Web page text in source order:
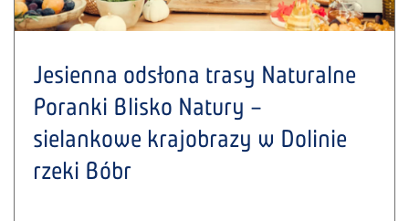
Jesienna odsłona trasy Naturalne
Poranki Blisko Natury –
sielankowe krajobrazy w Dolinie
rzeki Bóbr